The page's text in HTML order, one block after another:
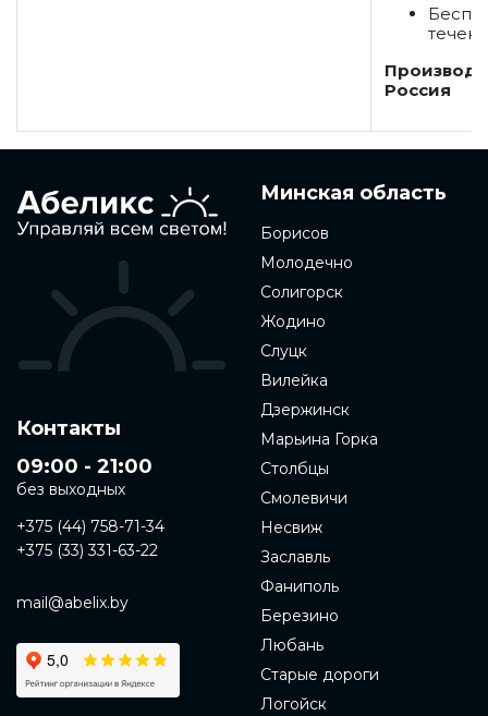
Россия
Контакты
09:00 - 21:00
без выходных
+375 (44) 758-71-34
+375 (33) 331-63-22
mail@abelix.by
Минская область
Борисов
Молодечно
Солигорск
Жодино
Слуцк
Вилейка
Дзержинск
Марьина Горка
Столбцы
Смолевичи
Несвиж
Заславль
Фаниполь
Березино
Любань
Старые дороги
Логойск